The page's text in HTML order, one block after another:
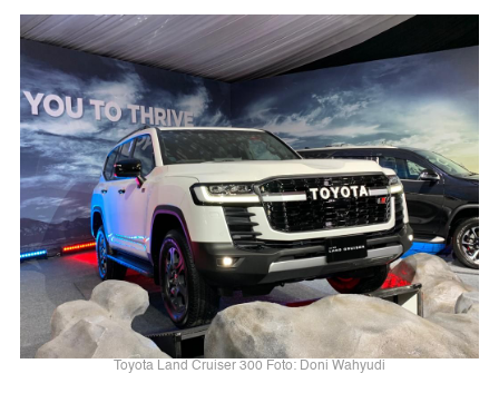
Toyota Land Cruiser 300 Foto: Doni Wahyudi